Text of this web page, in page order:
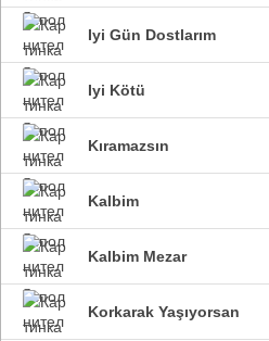
Iyi Gün Dostlarım
Iyi Kötü
Kıramazsın
Kalbim
Kalbim Mezar
Korkarak Yaşıyorsan